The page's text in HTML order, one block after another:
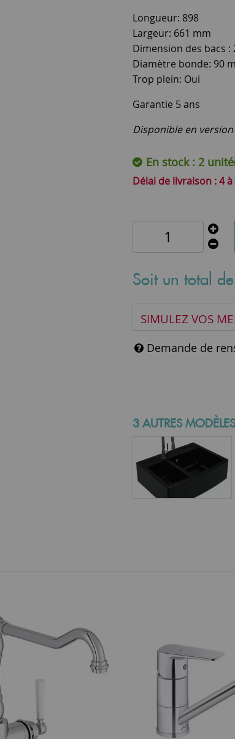
Longueur: 898
Largeur: 661 mm
Dimension des bacs :
Diamètre bonde: 90
Trop plein: Oui
Garantie 5 ans
Disponible en
En stock : 2
4
Soit un total de
SIMULEZ VOS
Demande de
3 AUTRES